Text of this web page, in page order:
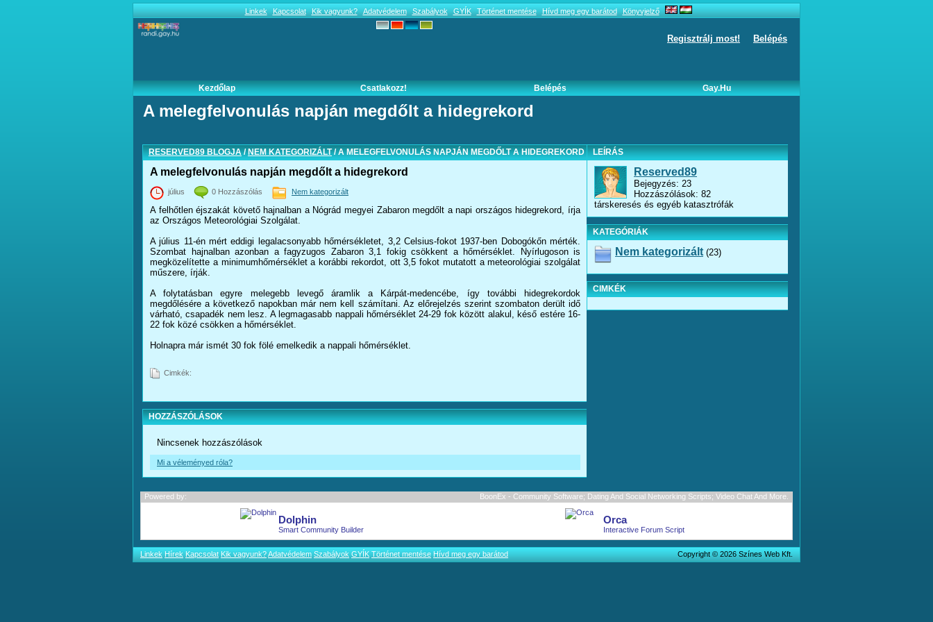
Linkek Kapcsolat Kik vagyunk? Adatvédelem Szabályok GYÍK Történet mentése Hívd meg egy barátod Könyvjelző
Regisztrálj most! Belépés
Kezdőlap Csatlakozz! Belépés Gay.hu
A melegfelvonulás napján megdőlt a hidegrekord
RESERVED89 BLOGJA/NEM KATEGORIZÁLT/ A MELEGFELVONULÁS NAPJÁN MEGDŐLT A HIDEGREKORD
A melegfelvonulás napján megdőlt a hidegrekord
július 0 Hozzászólás Nem kategorizált
A felhőtlen éjszakát követő hajnalban a Nógrád megyei Zabaron megdőlt a napi országos hidegrekord, írja
az Országos Meteorológiai Szolgálat.
A július 11-én mért eddigi legalacsonyabb hőmérsékletet, 3,2 Celsius-fokot 1937-ben Dobogókőn mérték.
Szombat hajnalban azonban a fagyzugos Zabaron 3,1 fokig csökkent a hőmérséklet. Nyírlugoson is
megközelítette a minimumhőmérséklet a korábbi rekordot, ott 3,5 fokot mutatott a meteorológiai szolgálat
műszere, írják.
A folytatásban egyre melegebb levegő áramlik a Kárpát-medencébe, így további hidegrekordok
megdőlésére a következő napokban már nem kell számítani. Az előrejelzés szerint szombaton derült idő
várható, csapadék nem lesz. A legmagasabb nappali hőmérséklet 24-29 fok között alakul, késő estére 16-
22 fok közé csökken a hőmérséklet.
Holnapra már ismét 30 fok fölé emelkedik a nappali hőmérséklet.
Cimkék:
HOZZÁSZÓLÁSOK
Nincsenek hozzászólások
Mi a véleményed róla?
LEÍRÁS
Reserved89
Bejegyzés: 23
Hozzászólások: 82
társkeresés és egyéb katasztrófák
KATEGÓRIÁK
Nem kategorizált (23)
CIMKÉK
Powered by: BoonEx - Community Software; Dating And Social Networking Scripts; Video Chat And More.
Dolphin
Smart Community Builder
Orca
Interactive Forum Script
Linkek Hírek Kapcsolat Kik vagyunk?Adatvédelem Szabályok GYÍK Történet mentése Hívd meg egy barátod Copyright © 2026 Színes Web Kft.